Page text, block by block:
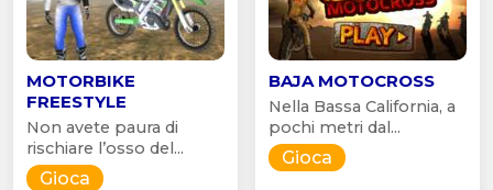
MOTORBIKE
FREESTYLE
Non avete paura di
rischiare l’osso del...
Gioca
BAJA MOTOCROSS
Nella Bassa California, a
pochi metri dal...
Gioca